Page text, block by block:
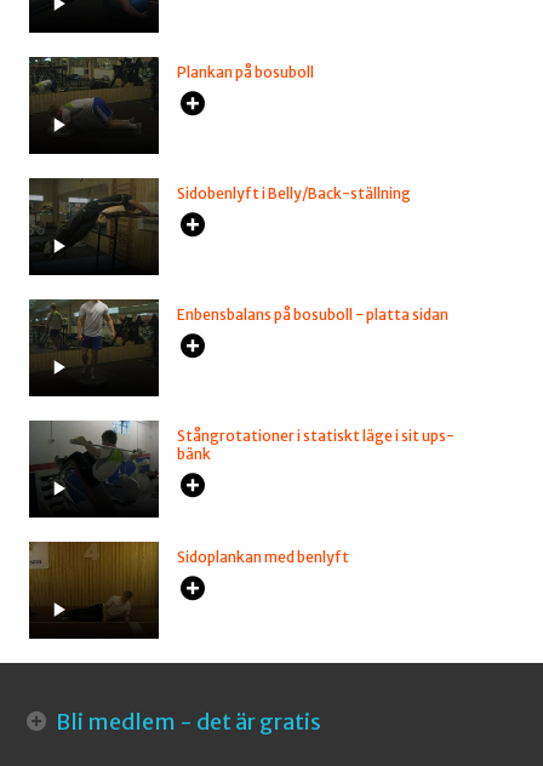
Plankan på bosuboll
Sidobenlyft i Belly/Back-ställning
Enbensbalans på bosuboll - platta sidan
Stångrotationer i statiskt läge i sit ups-
bänk
Sidoplankan med benlyft
Bli medlem - det är gratis